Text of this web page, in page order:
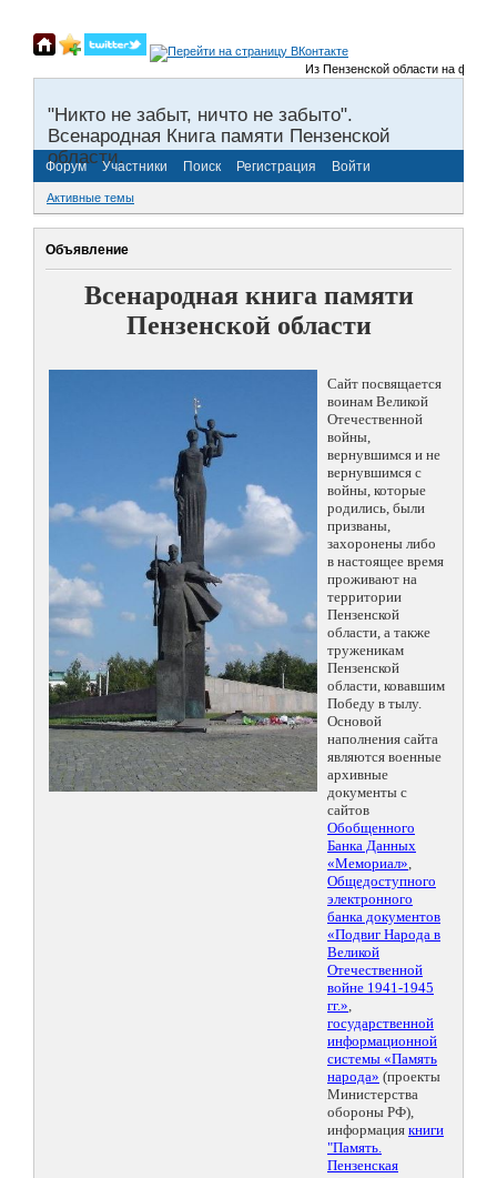
Из Пензенской области на
"Никто не забыт, ничто не забыто".
Всенародная Книга памяти Пензенской
области.
Форум Участники Поиск Регистрация Войти
Активные темы
Объявление
Всенародная книга памяти
Пензенской области
Сайт посвящается
воинам Великой
Отечественной
войны,
вернувшимся и не
вернувшимся с
войны, которые
родились, были
призваны,
захоронены либо
в настоящее время
проживают на
территории
Пензенской
области, а также
труженикам
Пензенской
области, ковавшим
Победу в тылу.
Основой
наполнения сайта
являются военные
архивные
документы с
сайтов
Обобщенного
Банка Данных
«Мемориал»,
Общедоступного
электронного
банка документов
«Подвиг Народа в
Великой
Отечественной
войне 1941-1945
гг.»,
государственной
информационной
системы «Память
народа» (проекты
Министерства
обороны РФ),
информация книги
"Память.
Пензенская